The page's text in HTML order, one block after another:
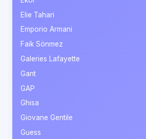
Elie Tahari
Emporio Armani
Faik Sönmez
Galeries Lafayette
Gant
GAP
Ghisa
Giovane Gentile
Guess